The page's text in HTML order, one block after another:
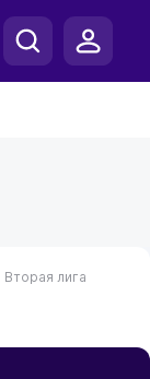
Вторая лига